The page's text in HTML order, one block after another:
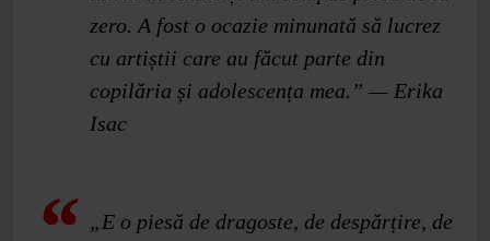
zero. A fost o ocazie minunată să lucrez
cu artiștii care au făcut parte din
copilăria și adolescența mea.” — Erika
Isac
„E o piesă de dragoste, de despărțire, de